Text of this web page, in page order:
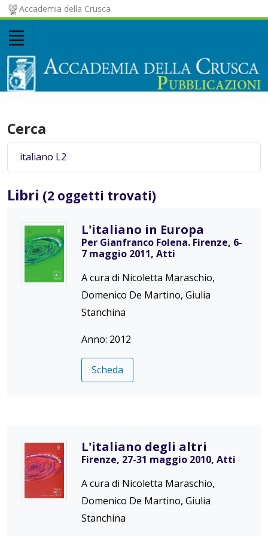
Accademia della Crusca
Cerca
Libri (2 oggetti trovati)
L'italiano in Europa
Per Gianfranco Folena. Firenze, 6-
7 maggio 2011, Atti
A cura di Nicoletta Maraschio,
Domenico De Martino, Giulia
Stanchina
Anno: 2012
Scheda
L'italiano degli altri
Firenze, 27-31 maggio 2010, Atti
A cura di Nicoletta Maraschio,
Domenico De Martino, Giulia
Stanchina